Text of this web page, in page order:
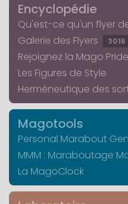
Encyclopédie
Qu'est-ce qu'un flyer
Galerie des Flyers
3016
Rejoignez la Mago
Les Figures de Style
Herméneutique des
Magotools
Personal Marabout
MMM : Maraboutage
La MagoClock